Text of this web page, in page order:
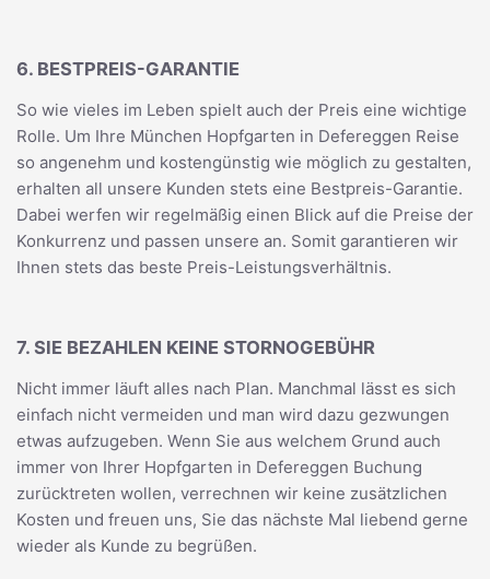
6. BESTPREIS-GARANTIE
So wie vieles im Leben spielt auch der Preis eine wichtige
Rolle. Um Ihre München Hopfgarten in Defereggen Reise
so angenehm und kostengünstig wie möglich zu gestalten,
erhalten all unsere Kunden stets eine Bestpreis-Garantie.
Dabei werfen wir regelmäßig einen Blick auf die Preise der
Konkurrenz und passen unsere an. Somit garantieren wir
Ihnen stets das beste Preis-Leistungsverhältnis.
7. SIE BEZAHLEN KEINE STORNOGEBÜHR
Nicht immer läuft alles nach Plan. Manchmal lässt es sich
einfach nicht vermeiden und man wird dazu gezwungen
etwas aufzugeben. Wenn Sie aus welchem Grund auch
immer von Ihrer Hopfgarten in Defereggen Buchung
zurücktreten wollen, verrechnen wir keine zusätzlichen
Kosten und freuen uns, Sie das nächste Mal liebend gerne
wieder als Kunde zu begrüßen.